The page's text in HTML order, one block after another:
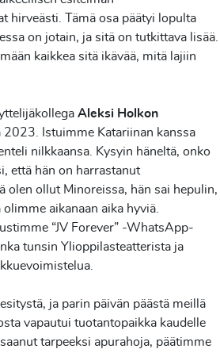
hirveästi. Tämä osa päätyi lopulta
on jotain, ja sitä on tutkittava lisää.
kaikkea sitä ikävää, mitä lajiin
Aleksi Holkon
Istuimme Katariinan kanssa
nilkkaansa. Kysyin häneltä, onko
että hän on harrastanut
olen ollut Minoreissa, hän sai hepulin,
aikanaan aika hyviä.
“JV Forever” -WhatsApp-
tunsin Ylioppilasteatterista ja
ja parin päivän päästä meillä
vapautui tuotantopaikka kaudelle
tarpeeksi apurahoja, päätimme